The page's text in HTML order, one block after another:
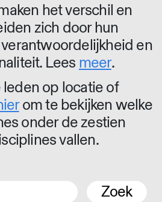
het verschil en
zich door hun
en
Lees meer.
leden op locatie of
om te bekijken welke
onder de zestien
vallen.
Zoek